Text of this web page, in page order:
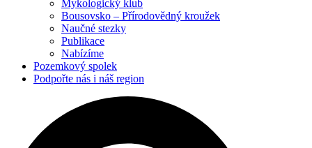
Mykologický klub
Bousovsko – Přírodovědný kroužek
Naučné stezky
Publikace
Nabízíme
Pozemkový spolek
Podpořte nás i náš region